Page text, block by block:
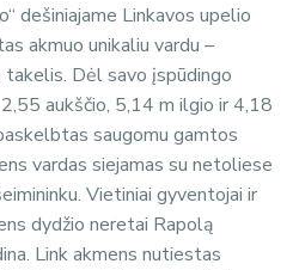
dešiniajame Linkavos upelio
akmuo unikaliu vardu –
takelis. Dėl savo įspūdingo
aukščio, 5,14 m ilgio ir 4,18
saugomu gamtos
vardas siejamas su netoliese
Vietiniai gyventojai ir
dydžio neretai Rapolą
Link akmens nutiestas